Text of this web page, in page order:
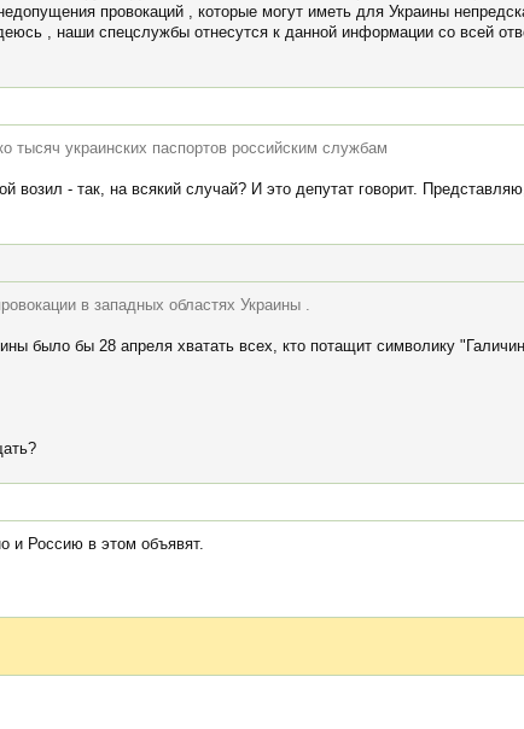
провокаций , которые могут иметь для Украины
, наши спецслужбы отнесутся к данной информации со всей
тысяч украинских паспортов российским службам
возил - так, на всякий случай? И это депутат говорит.
в западных областях Украины .
было бы 28 апреля хватать всех, кто потащит символику
и Россию в этом объявят.